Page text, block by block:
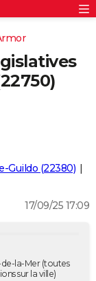
Rechercher
Guildo (22380)
17/09/25 17:09
la-Mer(toutes
sur la ville)